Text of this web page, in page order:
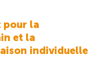
pour la
et la
individuelle